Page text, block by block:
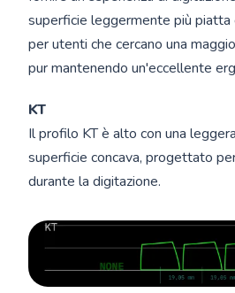
superficie leggermente più
per utenti che cercano una
pur mantenendo un'eccellente
KT
Il profilo KT è alto con una
superficie concava, progettato
durante la digitazione.